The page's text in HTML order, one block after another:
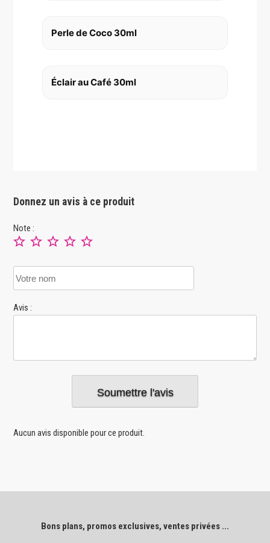
Perle de Coco 30ml
Éclair au Café 30ml
Donnez un avis à ce produit
Note :
Avis :
Aucun avis disponible pour ce produit.
Bons plans, promos exclusives, ventes privées ...